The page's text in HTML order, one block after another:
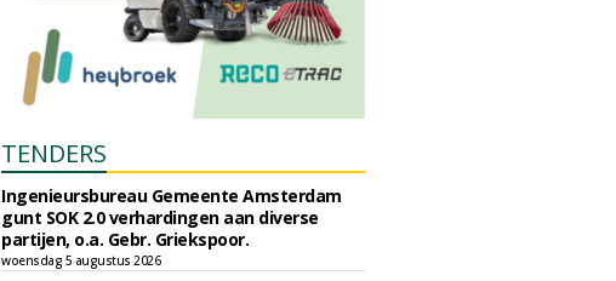
TENDERS
Ingenieursbureau Gemeente Amsterdam
gunt SOK 2.0 verhardingen aan diverse
partijen, o.a. Gebr. Griekspoor.
woensdag 5 augustus 2026